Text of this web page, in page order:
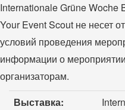
Internationale Grüne Woche
Your Event Scout не несет
условий проведения
информации о
организаторам.
Выставка: